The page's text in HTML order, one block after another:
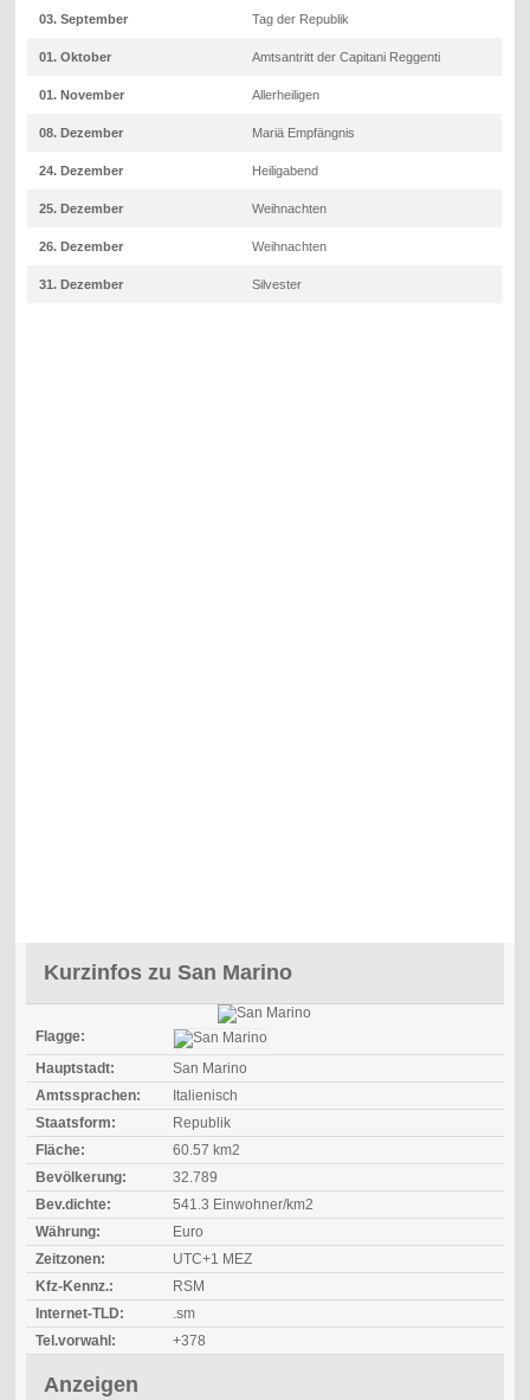
03. September Tag der Republik
01. Oktober Amtsantritt der Capitani Reggenti
01. November Allerheiligen
08. Dezember Mariä Empfängnis
24. Dezember Heiligabend
25. Dezember Weihnachten
26. Dezember Weihnachten
31. Dezember Silvester
Kurzinfos zu San Marino
Flagge:
Hauptstadt:
San Marino
Amtssprachen:
Italienisch
Staatsform:
Republik
Fläche:
60.57 km2
Bevölkerung:
32.789
Bev.dichte:
541.3 Einwohner/km2
Währung:
Euro
Zeitzonen:
UTC+1 MEZ
Kfz-Kennz.:
RSM
Internet-TLD:
.sm
Tel.vorwahl:
+378
Anzeigen